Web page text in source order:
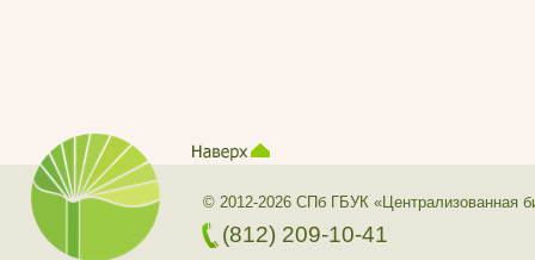
© 2012-2026 СПб ГБУК «Централизованная
(812) 209-10-41